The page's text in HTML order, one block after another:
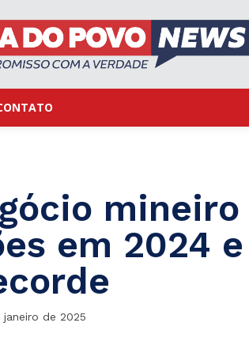
mineiro
em 2024 e
janeiro de 2025